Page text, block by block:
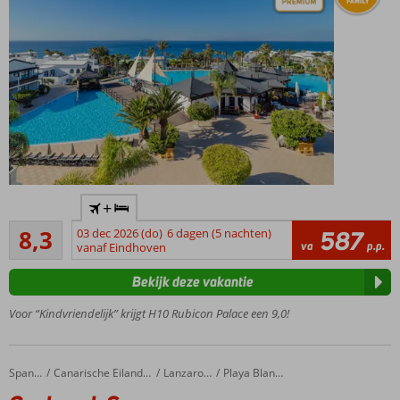
Toonaangevend
Premium hotel
2 buffet- en 5 à-
la-
carterestaurants
Tip:
boek de
service
8,3Zeer goed
61
beoordelingen
+
03 dec 2026 (do) 6 dagen (5 nachten)
vanaf Eindhoven
va 587 p.p.
Voor “Kindvriendelijk” krijgt H10 Rubicon Palace een 9,0!
Bekijk deze vakantie
Home Spanje Canarische Eilanden Lanzarote Playa Blanca
Caybeach Sun